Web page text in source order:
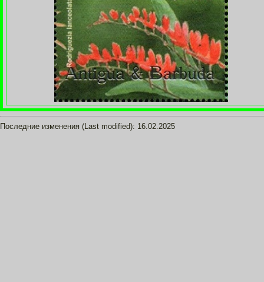
Последние изменения (Last modified): 16.02.2025